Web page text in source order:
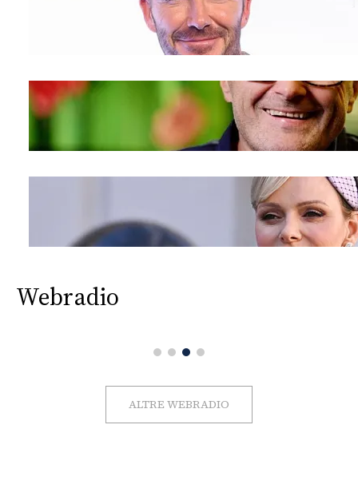
Webradio
ALTRE WEBRADIO